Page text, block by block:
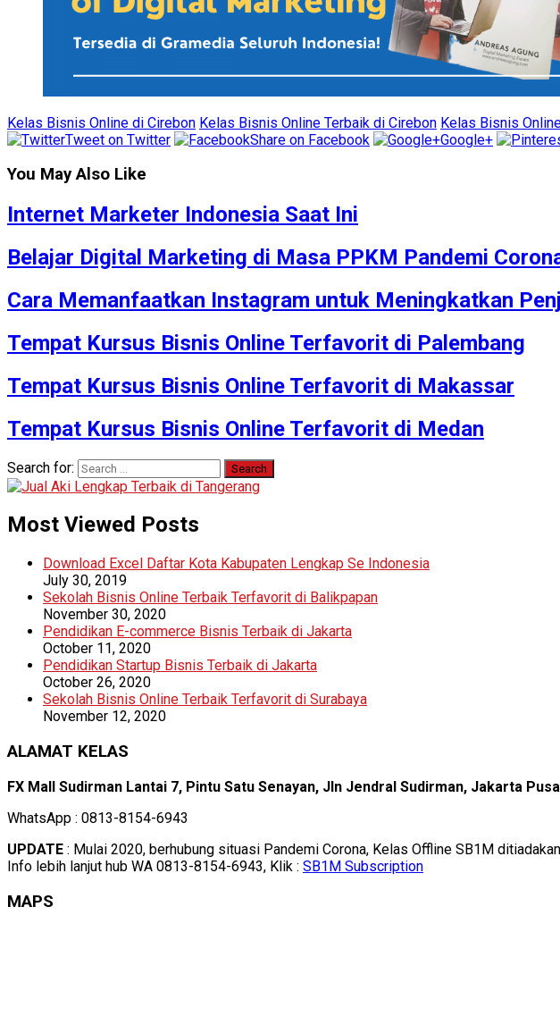
Kelas Bisnis Online di Cirebon Kelas Bisnis Online Terbaik di Cirebon Kelas Bisnis
Tweet on Twitter
Share on Facebook Google+
You May Also Like
Internet Marketer Indonesia Saat Ini
Belajar Digital Marketing di Masa PPKM Pandemi
Cara Memanfaatkan Instagram untuk Meningkatkan
Tempat Kursus Bisnis Online Terfavorit di Palembang
Tempat Kursus Bisnis Online Terfavorit di Makassar
Tempat Kursus Bisnis Online Terfavorit di Medan
Search for:
Most Viewed Posts
Download Excel Daftar Kota Kabupaten Lengkap Se Indonesia
July 30, 2019
Sekolah Bisnis Online Terbaik Terfavorit di Balikpapan
November 30, 2020
Pendidikan E-commerce Bisnis Terbaik di Jakarta
October 11, 2020
Pendidikan Startup Bisnis Terbaik di Jakarta
October 26, 2020
Sekolah Bisnis Online Terbaik Terfavorit di Surabaya
November 12, 2020
ALAMAT KELAS
FX Mall Sudirman Lantai 7, Pintu Satu Senayan, Jln Jendral Sudirman, Jakarta
WhatsApp : 0813-8154-6943
UPDATE : Mulai 2020, berhubung situasi Pandemi Corona, Kelas Offline SB1M
Info lebih lanjut hub WA 0813-8154-6943, Klik : SB1M Subscription
MAPS